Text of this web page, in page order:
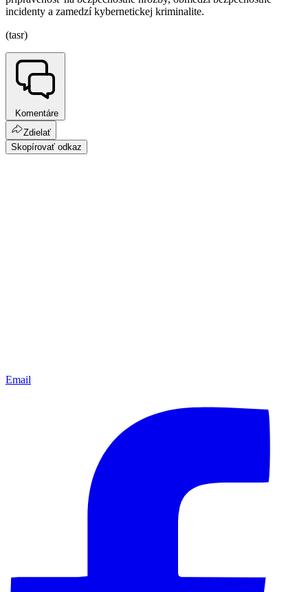
incidenty a zamedzí kybernetickej kriminalite.
(tasr)
Komentáre
Zdielať
Skopírovať odkaz
Email